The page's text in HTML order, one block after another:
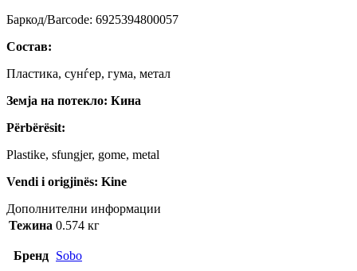
Баркод/Barcode: 6925394800057
Состав:
Пластика, сунѓер, гума, метал
Земја на потекло: Кина
Përbërësit:
Plastike, sfungjer, gome, metal
Vendi i origjinës: Kine
Дополнителни информации
Тежина 0.574 кг
Бренд Sobo